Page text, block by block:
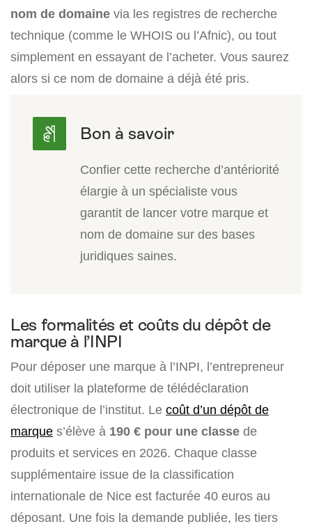
nom de domaine via les registres de recherche
technique (comme le WHOIS ou l’Afnic), ou tout
simplement en essayant de l’acheter. Vous saurez
alors si ce nom de domaine a déjà été pris.
Confier cette recherche d’antériorité
élargie à un spécialiste vous
garantit de lancer votre marque et
nom de domaine sur des bases
juridiques saines.
Les formalités et coûts du dépôt de
marque à l’INPI
Pour déposer une marque à l’INPI, l’entrepreneur
doit utiliser la plateforme de télédéclaration
électronique de l’institut. Le coût d’un dépôt de
marque s’élève à 190 € pour une classe de
produits et services en 2026. Chaque classe
supplémentaire issue de la classification
internationale de Nice est facturée 40 euros au
déposant. Une fois la demande publiée, les tiers